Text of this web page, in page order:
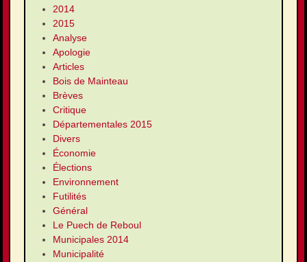
2014
2015
Analyse
Apologie
Articles
Bois de Mainteau
Brèves
Critique
Départementales 2015
Divers
Économie
Élections
Environnement
Futilités
Général
Le Puech de Reboul
Municipales 2014
Municipalité